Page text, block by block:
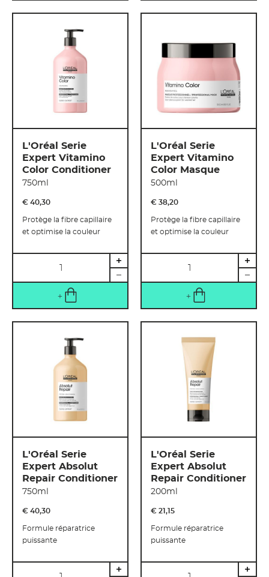
L'Oréal Serie
Expert Vitamino
Color Conditioner
750ml
€ 40,30
Protège la fibre capillaire
et optimise la couleur
L'Oréal Serie
Expert Vitamino
Color Masque
500ml
€ 38,20
Protège la fibre capillaire
et optimise la couleur
L'Oréal Serie
Expert Absolut
Repair Conditioner
750ml
€ 40,30
Formule réparatrice
puissante
L'Oréal Serie
Expert Absolut
Repair Conditioner
200ml
€ 21 , 15
Formule réparatrice
puissante